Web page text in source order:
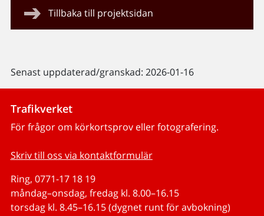
Tillbaka till projektsidan
Senast uppdaterad/granskad: 2026-01-16
Trafikverket
För frågor om körkortsprov eller fotografering.
Skriv till oss via kontaktformulär
Ring, 0771-17 18 19
måndag–onsdag, fredag kl. 8.00–16.15
torsdag kl. 8.45–16.15 (dygnet runt för avbokning)